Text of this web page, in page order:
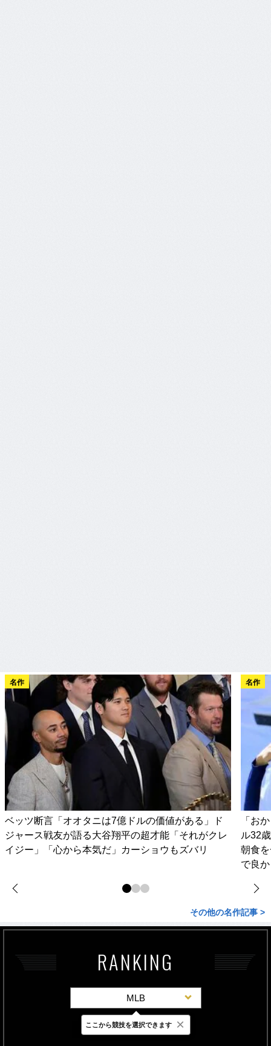
名作
ベッツ断言「オオタニは7億ドルの価値がある」ド
ジャース戦友が語る大谷翔平の超才能「それがクレ
イジー」「心から本気だ」カーショウもズバリ
名作
「お
ル32
朝食
で良
その他の名作記事 >
RANKING
MLB
最新 24時間 週間
ここから競技を選択できます ×